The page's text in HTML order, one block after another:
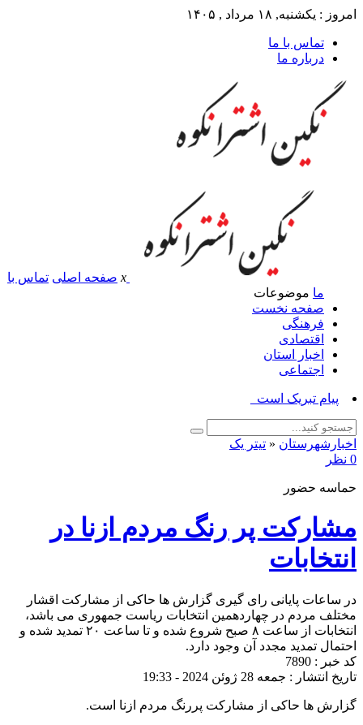
امروز : یکشنبه, ۱۸ مرداد , ۱۴۰۵
تماس با ما
درباره ما
x صفحه اصلی تماس با
ما موضوعات
صفحه نخست
فرهنگی
اقتصادی
اخبار استان
اجتماعی
پیام تبریک استاندار _
اخبارشهرستان « تیتر یک
0 نظر
حماسه حضور
مشارکت پر رنگ مردم ازنا در
انتخابات
در ساعات پایانی رای گیری گزارش ها حاکی از مشارکت اقشار
مختلف مردم در چهاردهمین انتخابات ریاست جمهوری می باشد،
انتخابات از ساعت ۸ صبح شروع شده و تا ساعت ۲۰ تمدید شده و
احتمال تمدید مجدد آن وجود دارد.
کد خبر : 7890
تاریخ انتشار : جمعه 28 ژوئن 2024 - 19:33
گزارش ها حاکی از مشارکت پررنگ مردم ازنا است.